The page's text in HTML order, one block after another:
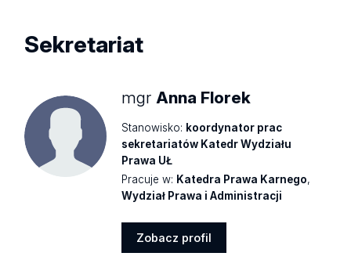
Sekretariat
mgrAnna Florek
Stanowisko: koordynator prac
sekretariatów Katedr Wydziału
Prawa UŁ
Pracuje w: Katedra Prawa Karnego,
Wydział Prawa i Administracji
Zobacz profil